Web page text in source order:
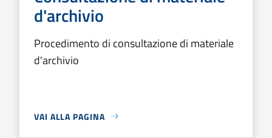
d'archivio
Procedimento di consultazione di materiale
d'archivio
VAI ALLA PAGINA